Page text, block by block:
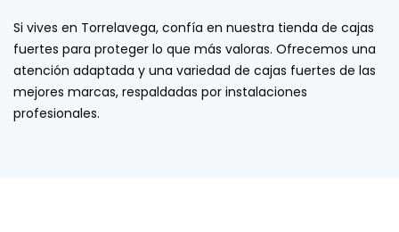
Si vives en Torrelavega, confía en nuestra tienda de cajas
fuertes para proteger lo que más valoras. Ofrecemos una
atención adaptada y una variedad de cajas fuertes de las
mejores marcas, respaldadas por instalaciones
profesionales.